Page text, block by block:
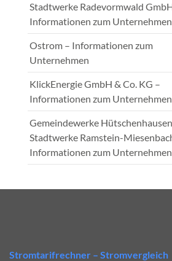
Stadtwerke Radevormwald
Informationen zum Unternehmen
Ostrom – Informationen zum
Unternehmen
KlickEnergie GmbH & Co. KG –
Informationen zum Unternehmen
Gemeindewerke
Stadtwerke Ramstein-
Informationen zum Unternehmen
Stromtarifrechner – Stromvergleich